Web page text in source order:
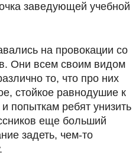
заведующей учебной
на провокации со
Они всем своим видом
то, что про них
стойкое равнодушие к
попыткам ребят унизить
еще больший
задеть, чем-то